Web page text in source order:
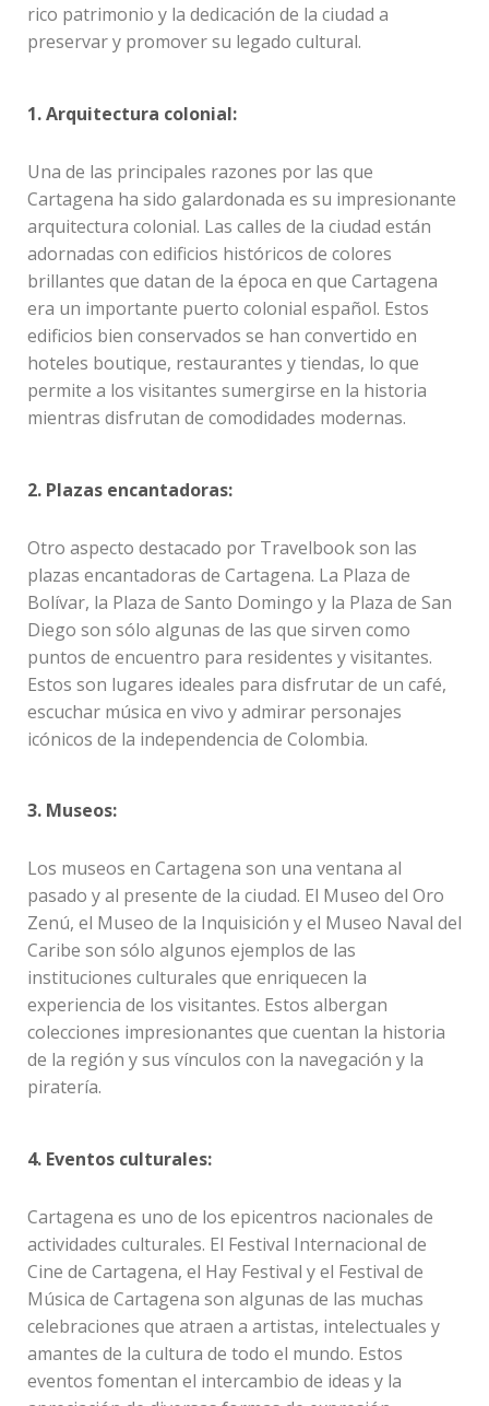
rico patrimonio y la dedicación de la ciudad a
preservar y promover su legado cultural.
1. Arquitectura colonial:
Una de las principales razones por las que
Cartagena ha sido galardonada es su impresionante
arquitectura colonial. Las calles de la ciudad están
adornadas con edificios históricos de colores
brillantes que datan de la época en que Cartagena
era un importante puerto colonial español. Estos
edificios bien conservados se han convertido en
hoteles boutique, restaurantes y tiendas, lo que
permite a los visitantes sumergirse en la historia
mientras disfrutan de comodidades modernas.
2. Plazas encantadoras:
Otro aspecto destacado por Travelbook son las
plazas encantadoras de Cartagena. La Plaza de
Bolívar, la Plaza de Santo Domingo y la Plaza de San
Diego son sólo algunas de las que sirven como
puntos de encuentro para residentes y visitantes.
Estos son lugares ideales para disfrutar de un café,
escuchar música en vivo y admirar personajes
icónicos de la independencia de Colombia.
3. Museos:
Los museos en Cartagena son una ventana al
pasado y al presente de la ciudad. El Museo del Oro
Zenú, el Museo de la Inquisición y el Museo Naval del
Caribe son sólo algunos ejemplos de las
instituciones culturales que enriquecen la
experiencia de los visitantes. Estos albergan
colecciones impresionantes que cuentan la historia
de la región y sus vínculos con la navegación y la
piratería.
4. Eventos culturales:
Cartagena es uno de los epicentros nacionales de
actividades culturales. El Festival Internacional de
Cine de Cartagena, el Hay Festival y el Festival de
Música de Cartagena son algunas de las muchas
celebraciones que atraen a artistas, intelectuales y
amantes de la cultura de todo el mundo. Estos
eventos fomentan el intercambio de ideas y la